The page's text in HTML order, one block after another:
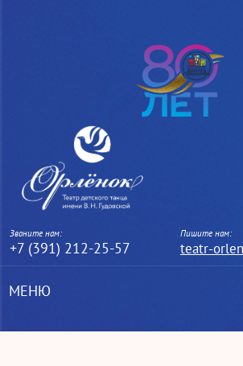
Звоните нам:
+7 (391) 212-25-57
Пишите нам:
teatr-
МЕНЮ